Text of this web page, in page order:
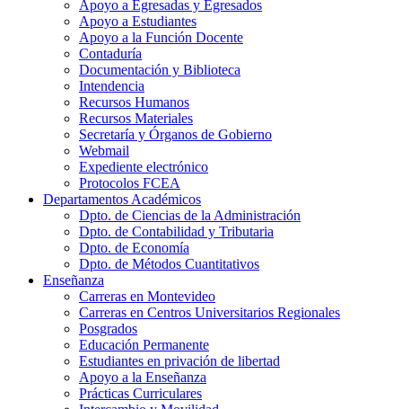
Apoyo a Egresadas y Egresados
Apoyo a Estudiantes
Apoyo a la Función Docente
Contaduría
Documentación y Biblioteca
Intendencia
Recursos Humanos
Recursos Materiales
Secretaría y Órganos de Gobierno
Webmail
Expediente electrónico
Protocolos FCEA
Departamentos Académicos
Dpto. de Ciencias de la Administración
Dpto. de Contabilidad y Tributaria
Dpto. de Economía
Dpto. de Métodos Cuantitativos
Enseñanza
Carreras en Montevideo
Carreras en Centros Universitarios Regionales
Posgrados
Educación Permanente
Estudiantes en privación de libertad
Apoyo a la Enseñanza
Prácticas Curriculares